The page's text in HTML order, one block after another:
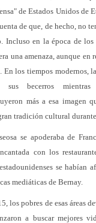
de Estados Unidos de
de que, de hecho, no
Incluso en la época de los
una amenaza, aunque en
En los tiempos modernos,
becerros mientras
más a esa imagen
tradición cultural durante
se apoderaba de
con los
se habían
mediáticas de Bernay.
los pobres de esas áreas
a buscar mejores